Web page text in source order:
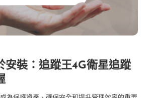
安裝：追蹤王4G衛星追蹤